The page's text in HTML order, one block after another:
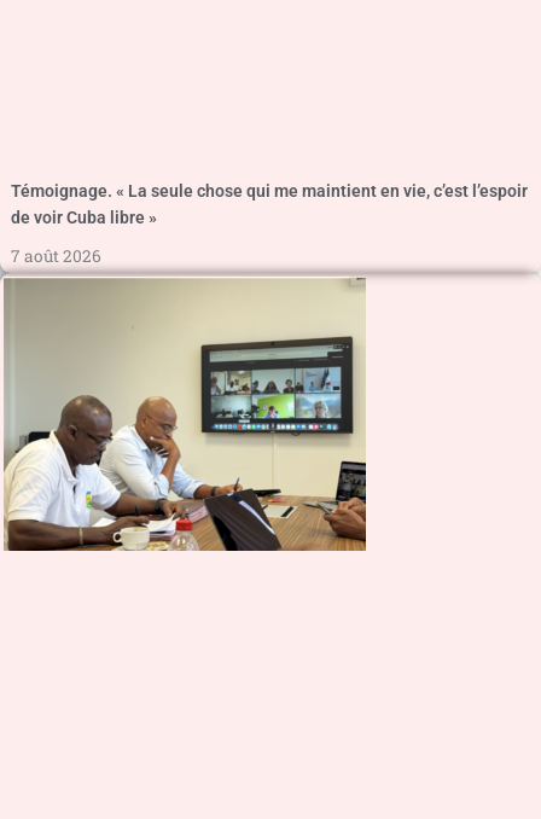
Témoignage. « La seule chose qui me maintient en vie, c’est l’espoir
de voir Cuba libre »
7 août 2026